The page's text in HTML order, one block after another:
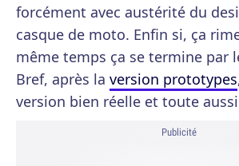
forcément avec austérité du
casque de moto. Enfin si, ça
même temps ça se termine par
Bref, après la version prototypes
version bien réelle et toute
Publicité